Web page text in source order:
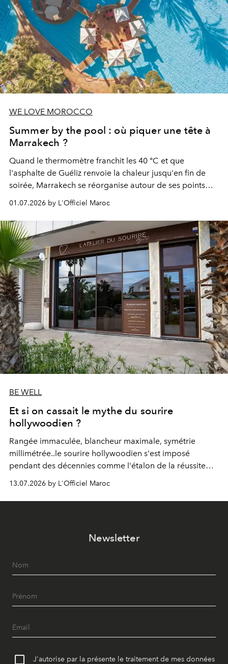
WE LOVE MOROCCO
Summer by the pool : où piquer une tête à
Marrakech ?
Quand le thermomètre franchit les 40 °C et que
l'asphalte de Guéliz renvoie la chaleur jusqu'en fin de
soirée, Marrakech se réorganise autour de ses points
d'eau. À l'Hivernage, le Es Saadi Marrakech Resort ouvre
les portes de son parc de huit hectares et de sa piscine
lagon de 2 400 m² avec trois formules Palace Day Pass
qui permettent d'y passer la journée.
01.07.2026 by L'Officiel Maroc
BE WELL
Et si on cassait le mythe du sourire
hollywoodien ?
Rangée immaculée, blancheur maximale, symétrie
millimétrée..le sourire hollywoodien s'est imposé
pendant des décennies comme l'étalon de la réussite
esthétique. Mais ce que l'on prenait pour un idéal se
révèle être un standard, qui, par définition, gomme ce
qui nous distingue. Aujourd'hui, la dentisterie change de
13.07.2026 by L'Officiel Maroc
Newsletter
J'autorise par la présente le traitement de mes données